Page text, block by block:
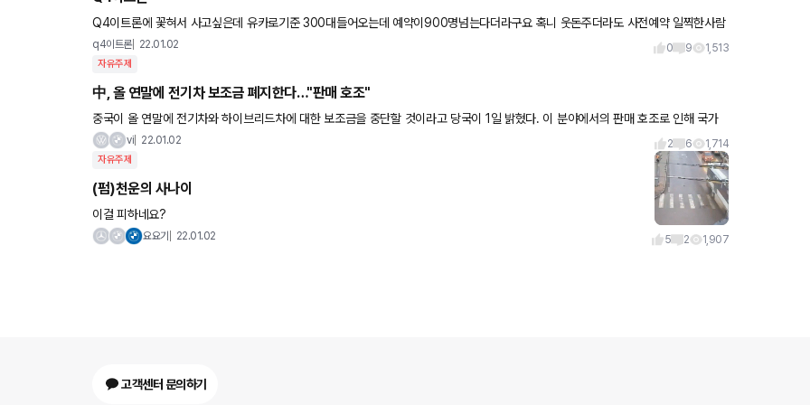
Q4이트론에 꽃혀서 사고싶은데 유카로기준 300대들어오는데 예약이900명넘는다더라구요 혹니 웃돈주더라도 사전예약 일찍한사람
이랑 바꿀수있나요?
q4이트론 22.01.02 0 9 1,513
자유주제
中, 올 연말에 전기차 보조금 폐지한다…"판매 호조"
중국이 올 연말에 전기차와 하이브리드차에 대한 보조금을 중단할 것이라고 당국이 1일 밝혔다. 이 분야에서의 판매 호조로 인해 국가
vi 22.01.02 2 6 1,714
자유주제
(펌)천운의 사나이
이걸 피하네요?
요요기 22.01.02 5 2 1,907
고객센터 문의하기